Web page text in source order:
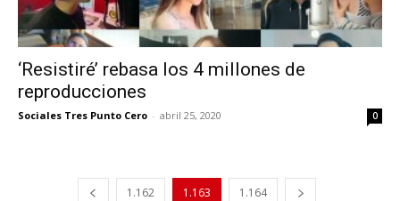
‘Resistiré’ rebasa los 4 millones de
reproducciones
Sociales Tres Punto Cero - abril 25, 2020 0
1.162 1.163 1.164